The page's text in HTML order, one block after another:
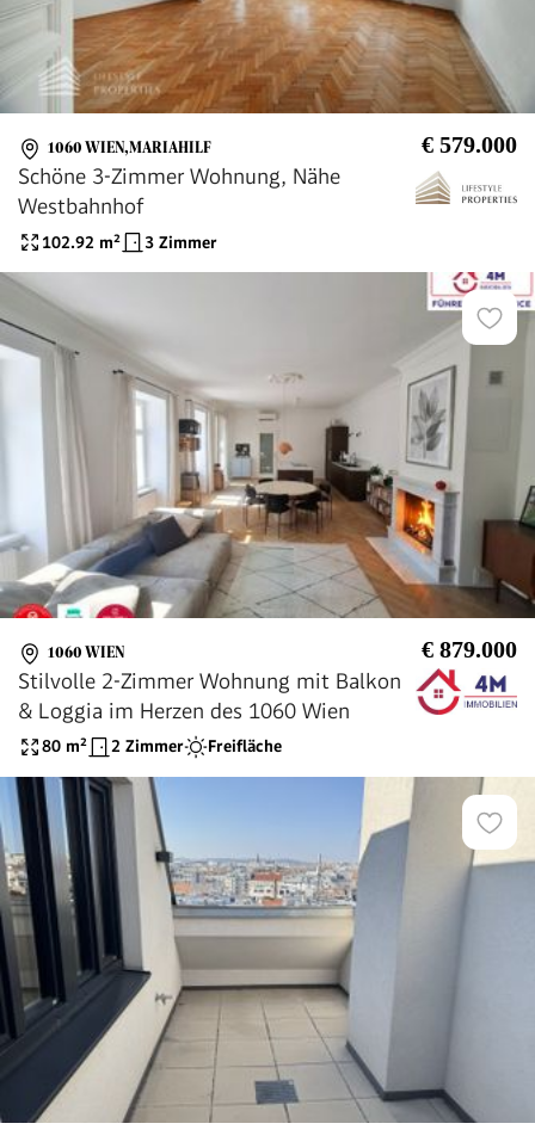
1060 WIEN,MARIAHILF € 579.000
Schöne 3-Zimmer Wohnung, Nähe
Westbahnhof
102.92 m² 3 Zimmer
1060 WIEN € 879.000
Stilvolle 2-Zimmer Wohnung mit Balkon
& Loggia im Herzen des 1060 Wien
80 m² 2 Zimmer Freifläche